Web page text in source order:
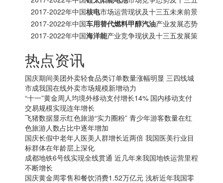
投资商机研究报告
2017-2022年中国核电市场运营现状及十三五未来前景
分析报告
2017-2022年中国车用替代燃料甲醇汽油产业发展态势
及十三五投资方向分析报告
2017-2022年中国海洋能产业竞争现状及十三五发展策
热点资讯
国庆期间美团外卖轻食品类订单数量涨幅明显 三四线城
市成我国在线外卖市场规模新增动力
“十一”黄金周人均境外移动支付增长14% 国内移动支付
交易规模实现连年增长
飞猪数据显示红色旅游“实力圈粉” 青少年游客数量在红
色旅游人数占比中逐年增加
国庆长假中老年人医美人群增长近两倍 我国医美行业目
标群体在年龄层上深化
成都地铁6号线实现全线贯通 近几年来我国地铁运营里程
不断增长
国庆黄金周零售和餐饮消费1.52万亿元 浅析近年我国零